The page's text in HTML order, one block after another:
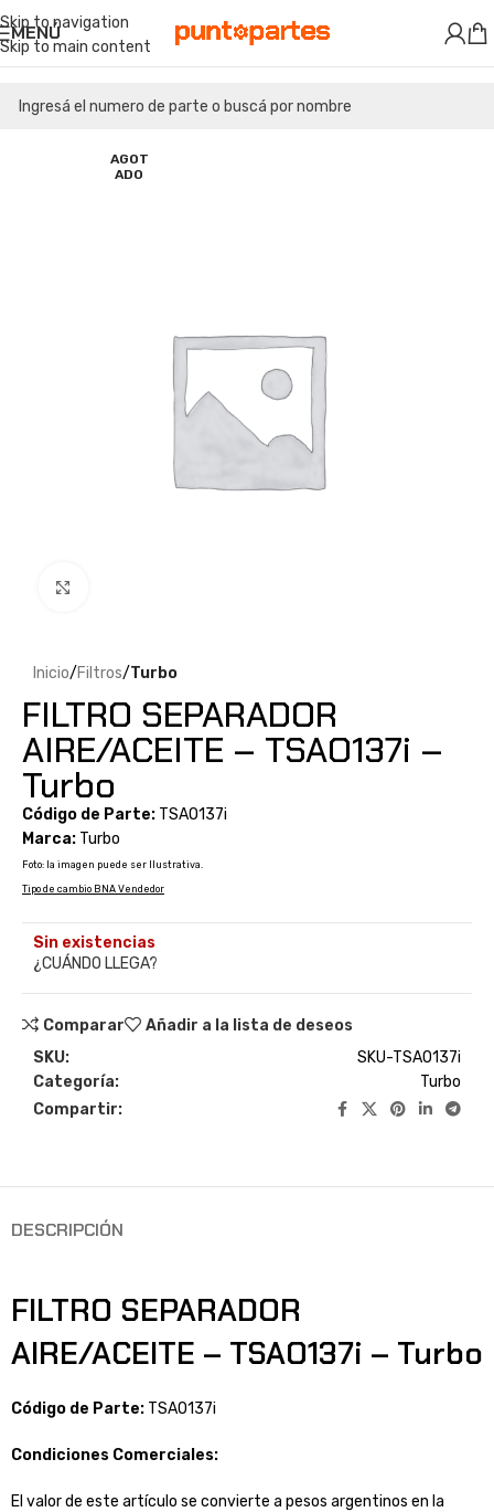
Skip to navigation
Skip to main content
MENÚ
AGOT
ADO
Inicio Filtros Turbo
FILTRO SEPARADOR
AIRE/ACEITE – TSAO137i –
Turbo
Código de Parte: TSAO137i
Marca: Turbo
Foto: la imagen puede ser Ilustrativa.
Tipo de cambio BNA Vendedor
Sin existencias
¿CUÁNDO LLEGA?
Comparar
Añadir a la lista de deseos
SKU:
SKU-TSAO137i
Categoría:
Turbo
Compartir:
DESCRIPCIÓN
FILTRO SEPARADOR
AIRE/ACEITE – TSAO137i – Turbo
Código de Parte: TSAO137i
Condiciones Comerciales:
El valor de este artículo se convierte a pesos argentinos en la